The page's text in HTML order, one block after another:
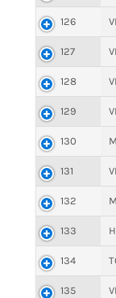
126
127
128
129
130
131
132
133
134
135